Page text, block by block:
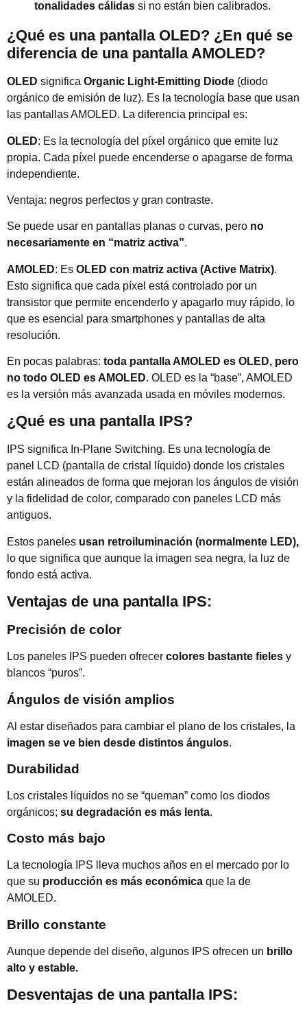
tonalidades cálidas si no están bien calibrados.
¿Qué es una pantalla OLED? ¿En qué se
diferencia de una pantalla AMOLED?
OLED significa Organic Light-Emitting Diode (diodo
orgánico de emisión de luz). Es la tecnología base que usan
las pantallas AMOLED. La diferencia principal es:
OLED: Es la tecnología del píxel orgánico que emite luz
propia. Cada píxel puede encenderse o apagarse de forma
independiente.
Ventaja: negros perfectos y gran contraste.
Se puede usar en pantallas planas o curvas, pero no
necesariamente en “matriz activa”.
AMOLED: Es OLED con matriz activa (Active Matrix).
Esto significa que cada píxel está controlado por un
transistor que permite encenderlo y apagarlo muy rápido, lo
que es esencial para smartphones y pantallas de alta
resolución.
En pocas palabras: toda pantalla AMOLED es OLED, pero
no todo OLED es AMOLED. OLED es la “base”, AMOLED
es la versión más avanzada usada en móviles modernos.
¿Qué es una pantalla IPS?
IPS significa In-Plane Switching. Es una tecnología de
panel LCD (pantalla de cristal líquido) donde los cristales
están alineados de forma que mejoran los ángulos de visión
y la fidelidad de color, comparado con paneles LCD más
antiguos.
Estos paneles usan retroiluminación (normalmente LED),
lo que significa que aunque la imagen sea negra, la luz de
fondo está activa.
Ventajas de una pantalla IPS:
Precisión de color
Los paneles IPS pueden ofrecer colores bastante fieles y
blancos “puros”.
Ángulos de visión amplios
Al estar diseñados para cambiar el plano de los cristales, la
imagen se ve bien desde distintos ángulos.
Durabilidad
Los cristales líquidos no se “queman” como los diodos
orgánicos; su degradación es más lenta.
Costo más bajo
La tecnología IPS lleva muchos años en el mercado por lo
que su producción es más económica que la de
AMOLED.
Brillo constante
Aunque depende del diseño, algunos IPS ofrecen un brillo
alto y estable.
Desventajas de una pantalla IPS: